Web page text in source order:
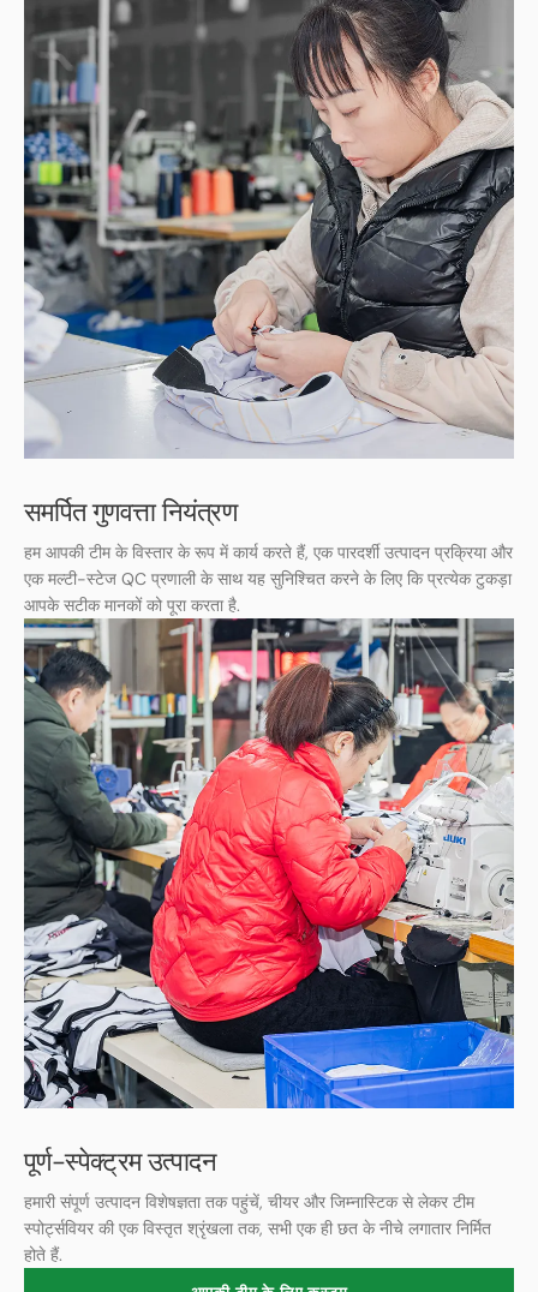
समर्पित गुणवत्ता नियंत्रण
हम आपकी टीम के विस्तार के रूप में कार्य करते हैं, एक पारदर्शी उत्पादन प्रक्रिया और
एक मल्टी-स्टेज QC प्रणाली के साथ यह सुनिश्चित करने के लिए कि प्रत्येक टुकड़ा
आपके सटीक मानकों को पूरा करता है.
पूर्ण-स्पेक्ट्रम उत्पादन
हमारी संपूर्ण उत्पादन विशेषज्ञता तक पहुंचें, चीयर और जिम्नास्टिक से लेकर टीम
स्पोर्ट्सवियर की एक विस्तृत श्रृंखला तक, सभी एक ही छत के नीचे लगातार निर्मित
होते हैं.